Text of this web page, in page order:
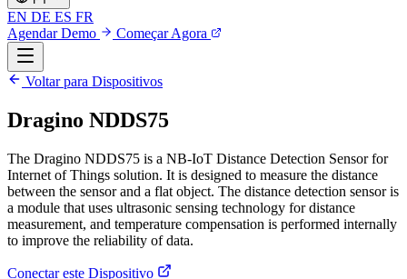
EN DE ES FR
Agendar Demo
Começar Agora
Voltar para Dispositivos
Dragino NDDS75
The Dragino NDDS75 is a NB-IoT Distance Detection Sensor for
Internet of Things solution. It is designed to measure the distance
between the sensor and a flat object. The distance detection sensor is
a module that uses ultrasonic sensing technology for distance
measurement, and temperature compensation is performed internally
to improve the reliability of data.
Conectar este Dispositivo